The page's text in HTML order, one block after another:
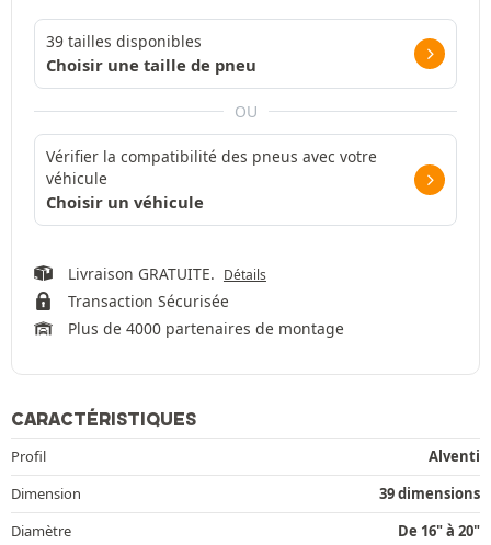
39 tailles disponibles
Choisir une taille de pneu
OU
Vérifier la compatibilité des pneus avec votre
véhicule
Choisir un véhicule
Livraison GRATUITE. Détails
Transaction Sécurisée
Plus de 4000 partenaires de montage
CARACTÉRISTIQUES
Profil
Alventi
Dimension
39 dimensions
Diamètre
De 16" à 20"